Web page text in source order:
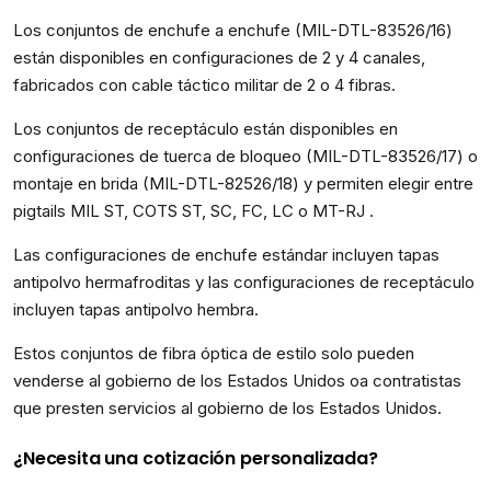
Los conjuntos de enchufe a enchufe (MIL-DTL-83526/16)
están disponibles en configuraciones de 2 y 4 canales,
fabricados con cable táctico militar de 2 o 4 fibras.
Los conjuntos de receptáculo están disponibles en
configuraciones de tuerca de bloqueo (MIL-DTL-83526/17) o
montaje en brida (MIL-DTL-82526/18) y permiten elegir entre
pigtails MIL ST, COTS ST, SC, FC, LC o MT-RJ .
Las configuraciones de enchufe estándar incluyen tapas
antipolvo hermafroditas y las configuraciones de receptáculo
incluyen tapas antipolvo hembra.
Estos conjuntos de fibra óptica de estilo solo pueden
venderse al gobierno de los Estados Unidos oa contratistas
que presten servicios al gobierno de los Estados Unidos.
¿Necesita una cotización personalizada?